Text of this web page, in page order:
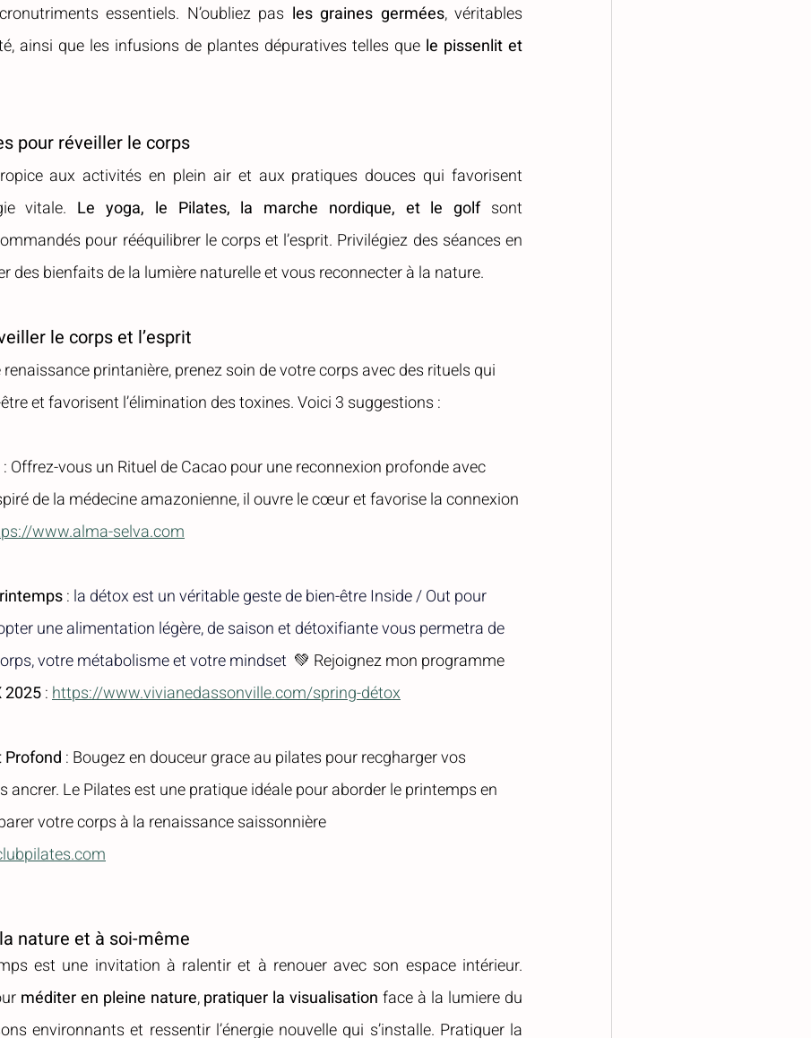
essentiels. N’oubliez pas les graines germées, véritables
ainsi que les infusions de plantes dépuratives telles que le pissenlit et
pour réveiller le corps
aux activités en plein air et aux pratiques douces qui favorisent
vitale. Le yoga, le Pilates, la marche nordique, et le golf sont
pour rééquilibrer le corps et l’esprit. Privilégiez des séances en
des bienfaits de la lumière naturelle et vous reconnecter à la nature.
le corps et l’esprit
printanière, prenez soin de votre corps avec des rituels qui
et favorisent l’élimination des toxines. Voici 3 suggestions :
: Offrez-vous un Rituel de Cacao pour une reconnexion profonde avec
de la médecine amazonienne, il ouvre le cœur et favorise la connexion
www.alma-selva.com
: la détox est un véritable geste de bien-être Inside / Out pour
une alimentation légère, de saison et détoxifiante vous permetra de
votre métabolisme et votre mindset 💚 Rejoignez mon programme
2025 : https://www.vivianedassonville.com/spring-détox
: Bougez en douceur grace au pilates pour recgharger vos
ancrer. Le Pilates est une pratique idéale pour aborder le printemps en
votre corps à la renaissance saissonnière
nature et à soi-même
est une invitation à ralentir et à renouer avec son espace intérieur.
méditer en pleine nature, pratiquer la visualisation face à la lumiere du